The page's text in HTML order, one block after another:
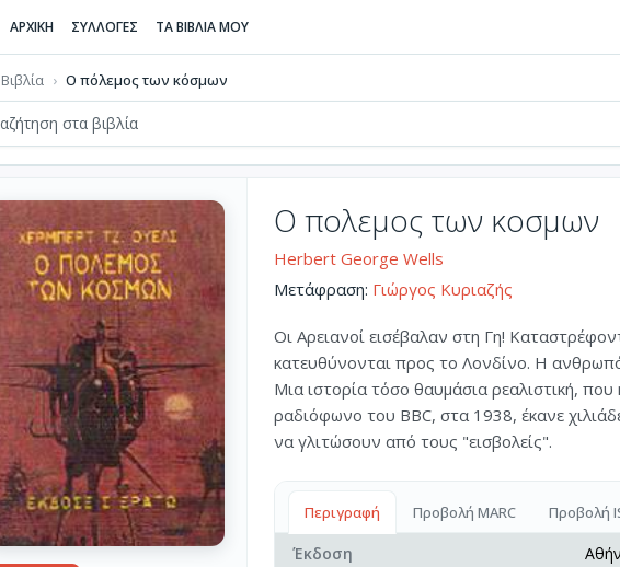
ΑΡΧΙΚΗ ΣΥΛΛΟΓΕΣ ΤΑ ΒΙΒΛΙΑ ΜΟΥ
Βιβλία Ο πόλεμος των κόσμων
Ο πολεμος των κοσμων
Herbert George Wells
Μετάφραση: Γιώργος Κυριαζής
Οι Αρειανοί εισέβαλαν στη Γη!
κατευθύνονται προς το Λονδίνο. Η
Μια ιστορία τόσο θαυμάσια ρεαλιστική,
ραδιόφωνο του BBC, στα 1938, έκανε
να γλιτώσουν από τους "εισβολείς".
Περιγραφή Προβολή MARC Προβολή
Έκδοση